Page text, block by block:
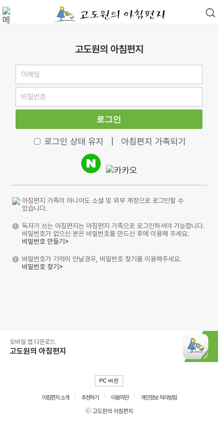
고도원의 아침편지
로그인
로그인 상태 유지 아침편지 가족되기
아침편지 가족이 아니어도 소셜 및 외부 계정으로 로그인할 수
있습니다.
독자가 쓰는 아침편지는 아침편지 가족으로 로그인하셔야 가능합니다.
비밀번호가 없으신 분은 비밀번호를 만드신 후에 이용해 주세요.
비밀번호 만들기>
비밀번호가 기억이 안날경우, 비밀번호 찾기를 이용해주세요.
비밀번호 찾기>
모바일 앱 다운로드
고도원의 아침편지
PC 버전
아침편지 소개 추천하기 이용약관
개인정보 처리방침
ⓒ 고도원의 아침편지